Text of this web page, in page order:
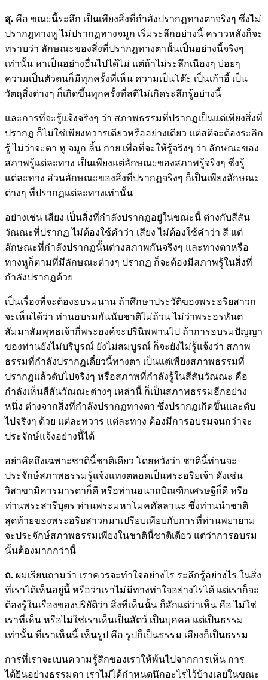
สุ. คือ ขณะนี้ระลึก เป็นเพียงสิ่งที่กำลังปรากฏทางตาจริงๆ ซึ่งไม่
ปรากฏทางหู ไม่ปรากฏทางจมูก เริ่มระลึกอย่างนี้ คราวหลังก็จะ
ทราบว่า ลักษณะของสิ่งที่ปรากฏทางตานั้นเป็นอย่างนี้จริงๆ
เท่านั้น หาเป็นอย่างอื่นไปได้ไม่ แต่ถ้าไม่ระลึกเนืองๆ บ่อยๆ
ความเป็นตัวตนก็มีทุกครั้งที่เห็น ความเป็นโต๊ะ เป็นเก้าอี้ เป็น
วัตถุสิ่งต่างๆ ก็เกิดขึ้นทุกครั้งที่สติไม่เกิดระลึกรู้อย่างนี้
และการที่จะรู้แจ้งจริงๆ ว่า สภาพธรรมที่ปรากฏเป็นแต่เพียงสิ่งที่
ปรากฏ ก็ไม่ใช่เพียงทวารเดียวหรืออย่างเดียว แต่สติจะต้องระลึก
รู้ ไม่ว่าจะตา หู จมูก ลิ้น กาย เพื่อที่จะให้รู้จริงๆ ว่า ลักษณะของ
สภาพรู้แต่ละทาง เป็นเพียงแต่ลักษณะของสภาพรู้จริงๆ ซึ่งรู้
แต่ละทาง ส่วนลักษณะของสิ่งที่ปรากฏจริงๆ ก็เป็นเพียงลักษณะ
ต่างๆ ที่ปรากฏแต่ละทางเท่านั้น
อย่างเช่น เสียง เป็นสิ่งที่กำลังปรากฏอยู่ในขณะนี้ ต่างกับสีสัน
วัณณะที่ปรากฏ ไม่ต้องใช้คำว่า เสียง ไม่ต้องใช้คำว่า สี แต่
ลักษณะที่กำลังปรากฏนั้นต่างสภาพกันจริงๆ และทางตาหรือ
ทางหูก็ตามที่มีลักษณะต่างๆ ปรากฏ ก็จะต้องมีสภาพรู้ในสิ่งที่
กำลังปรากฏด้วย
เป็นเรื่องที่จะต้องอบรมนาน ถ้าศึกษาประวัติของพระอริยสาวก
จะเห็นได้ว่า ท่านอบรมกันนับชาติไม่ถ้วน ไม่ว่าพระอรหันต
สัมมาสัมพุทธเจ้ากี่พระองค์จะปรินิพพานไป ถ้าการอบรมปัญญา
ของท่านยังไม่บริบูรณ์ ยังไม่สมบูรณ์ ก็จะยังไม่รู้แจ้งว่า สภาพ
ธรรมที่กำลังปรากฏเดี๋ยวนี้ทางตา เป็นแต่เพียงสภาพธรรมที่
ปรากฏแล้วดับไปจริงๆ หรือสภาพที่กำลังรู้ในสีสันวัณณะ คือ
กำลังเห็นสีสันวัณณะต่างๆ เหล่านี้ ก็เป็นสภาพธรรมอีกอย่าง
หนึ่ง ต่างจากสิ่งที่กำลังปรากฏทางตา ซึ่งปรากฏเกิดขึ้นและดับ
ไปจริงๆ ด้วย แต่ละทวาร แต่ละทาง ต้องมีการอบรมจนกว่าจะ
ประจักษ์แจ้งอย่างนี้ได้
อย่าคิดถึงเฉพาะชาตินี้ชาติเดียว โดยหวังว่า ชาตินี้ท่านจะ
ประจักษ์สภาพธรรมรู้แจ้งแทงตลอดเป็นพระอริยเจ้า ดังเช่น
วิสาขามิคารมารดาก็ดี หรือท่านอนาถบิณฑิกเศรษฐีก็ดี หรือ
ท่านพระสารีบุตร ท่านพระมหาโมคคัลลานะ ซึ่งท่านนำชาติ
สุดท้ายของพระอริยสาวกมาเปรียบเทียบกับการที่ท่านพยายาม
จะประจักษ์สภาพธรรมเพียงในชาตินี้ชาติเดียว แต่ว่าการอบรม
นั้นต้องมากกว่านี้
ถ. ผมเรียนถามว่า เราควรจะทำใจอย่างไร ระลึกรู้อย่างไร ในสิ่ง
ที่เราได้เห็นอยู่นี้ หรือว่าเราไม่มีทางทำใจอย่างไรได้ แต่เราก็จะ
ต้องรู้ในเรื่องของปริยัติว่า สิ่งที่เห็นนั้น ก็สักแต่ว่าเห็น คือ ไม่ใช่
เราที่เห็น หรือไม่ใช่เราเห็นเป็นสัตว์ เป็นบุคคล แต่เป็นธรรม
เท่านั้น ที่เราเห็นนี้ เห็นรูป คือ รูปก็เป็นธรรม เสียงก็เป็นธรรม
การที่เราจะเบนความรู้สึกของเราให้พ้นไปจากการเห็น การ
ได้ยินอย่างธรรมดา เราไม่ได้กำหนดนึกอะไรไว้บ้างเลยในขณะ